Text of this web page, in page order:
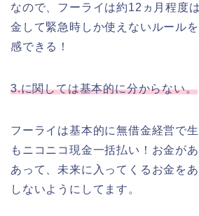
なので、フーライは約12ヵ月程度
金して緊急時しか使えないルール
感できる！
3.に関しては基本的に分からない。
フーライは基本的に無借金経営で
もニコニコ現金一括払い！お金が
あって、未来に入ってくるお金を
しないようにしてます。